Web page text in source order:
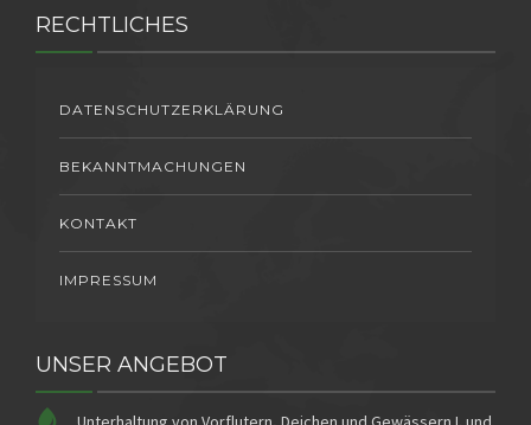
RECHTLICHES
DATENSCHUTZERKLÄRUNG
BEKANNTMACHUNGEN
KONTAKT
IMPRESSUM
UNSER ANGEBOT